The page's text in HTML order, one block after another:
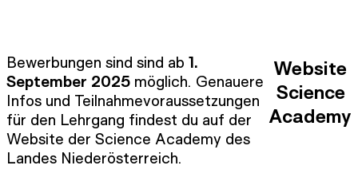
Bewerbungen sind sind ab 1.
September 2025 möglich. Genauere
Infos und Teilnahmevoraussetzungen
für den Lehrgang findest du auf der
Website der Science Academy des
Landes Niederösterreich.
Website
Science
Academy